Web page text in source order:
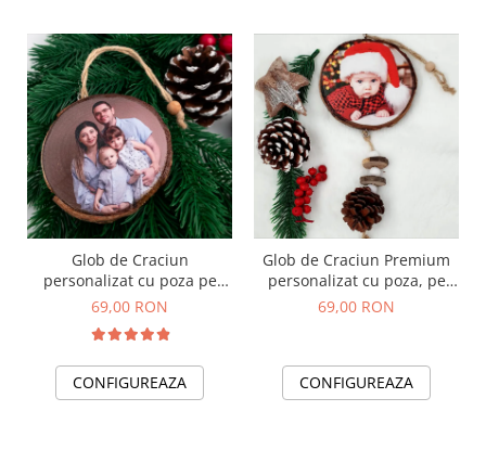
Glob de Craciun
personalizat cu poza pe
felie de lemn
69,00 RON
CONFIGUREAZA
Glob de Craciun Premium
personalizat cu poza, pe
felie de lemn
69,00 RON
CONFIGUREAZA